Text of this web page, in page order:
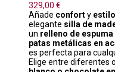
329,00 €
Añade conforty estilo
elegante silla de
un relleno de espuma
patas metálicas en
es perfecta para
Elige entre diferentes